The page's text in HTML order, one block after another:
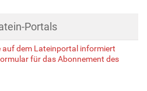
Portals
auf dem Lateinportal informiert
für das Abonnement des